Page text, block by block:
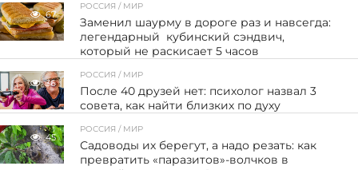
67
РОССИЯ / МИР
Заменил шаурму в дороге раз и навсегда:
легендарный кубинский сэндвич,
который не раскисает 5 часов
36
РОССИЯ / МИР
После 40 друзей нет: психолог назвал 3
совета, как найти близких по духу
45
РОССИЯ / МИР
Садоводы их берегут, а надо резать: как
превратить «паразитов»-волчков в